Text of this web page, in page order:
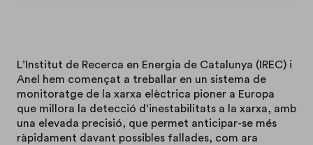
L’Institut de Recerca en Energia de Catalunya (IREC) i
Anel hem començat a treballar en un sistema de
monitoratge de la xarxa elèctrica pioner a Europa
que millora la detecció d’inestabilitats a la xarxa, amb
una elevada precisió, que permet anticipar-se més
ràpidament davant possibles fallades, com ara